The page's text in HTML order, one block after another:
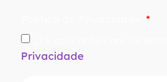
Privacidade